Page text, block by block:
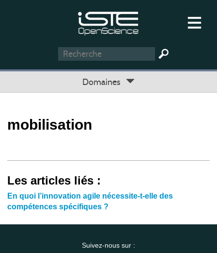
Domaines
mobilisation
Les articles liés :
En quoi l’innovation agile nécessite-t-elle des
compétences spécifiques ?
Suivez-nous sur :